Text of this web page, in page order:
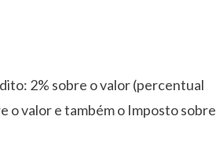
2% sobre o valor (percentual
o valor e também o Imposto sobre